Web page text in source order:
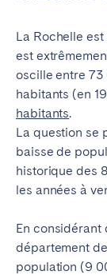
La Rochelle
est
oscille entre
habitants (en
habitants.
La question se
baisse de
historique des
les années à
En considérant
département
population (9